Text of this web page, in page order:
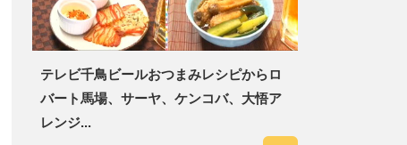
テレビ千鳥ビールおつまみレシピからロ
バート馬場、サーヤ、ケンコバ、大悟ア
レンジ...